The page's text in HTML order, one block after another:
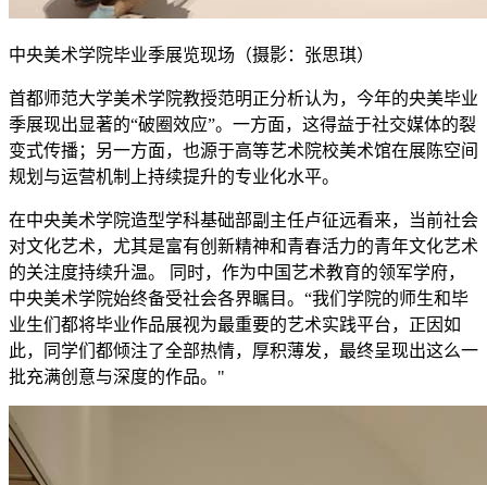
中央美术学院毕业季展览现场（摄影：张思琪）
首都师范大学美术学院教授范明正分析认为，今年的央美毕业
季展现出显著的“破圈效应”。一方面，这得益于社交媒体的‌裂
变式传播‌；另一方面，也源于高等艺术院校美术馆在展陈空间
规划与运营机制上‌持续提升的专业化水平‌。
在中央美术学院造型学科基础部副主任卢征远看来，当前社会
对文化艺术，尤其是富有创新精神和青春活力的青年文化艺术
的关注度持续升温。 同时，作为中国艺术教育的领军学府，
中央美术学院始终备受社会各界瞩目。“我们学院的师生和毕
业生们都将毕业作品展视为最重要的艺术实践平台，正因如
此，同学们都倾注了全部热情，厚积薄发，最终呈现出这么一
批充满创意与深度的作品。"